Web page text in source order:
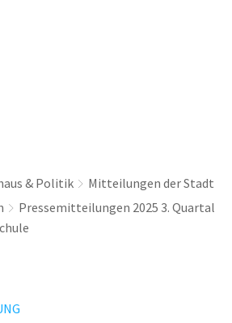
& Politik
Mitteilungen der Stadt
Pressemitteilungen 2025 3. Quartal